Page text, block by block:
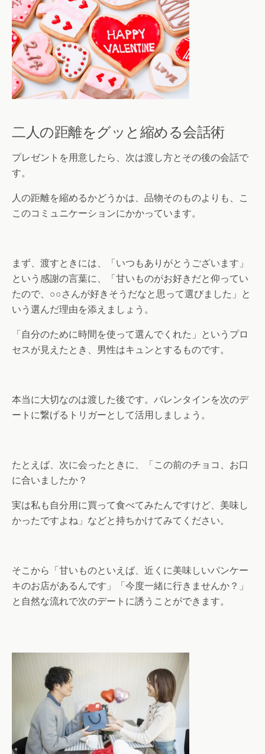
二人の距離をグッと縮める会話術
プレゼントを用意したら、次は渡し方とその後の会話で
す。
人の距離を縮めるかどうかは、品物そのものよりも、こ
このコミュニケーションにかかっています。
まず、渡すときには、「いつもありがとうございます」
という感謝の言葉に、「甘いものがお好きだと仰ってい
たので、○○さんが好きそうだなと思って選びました」と
いう選んだ理由を添えましょう。
「自分のために時間を使って選んでくれた」というプロ
セスが見えたとき、男性はキュンとするものです。
本当に大切なのは渡した後です。バレンタインを次のデ
ートに繋げるトリガーとして活用しましょう。
たとえば、次に会ったときに、「この前のチョコ、お口
に合いましたか？
実は私も自分用に買って食べてみたんですけど、美味し
かったですよね」などと持ちかけてみてください。
そこから「甘いものといえば、近くに美味しいパンケー
キのお店があるんです」「今度一緒に行きませんか？」
と自然な流れで次のデートに誘うことができます。